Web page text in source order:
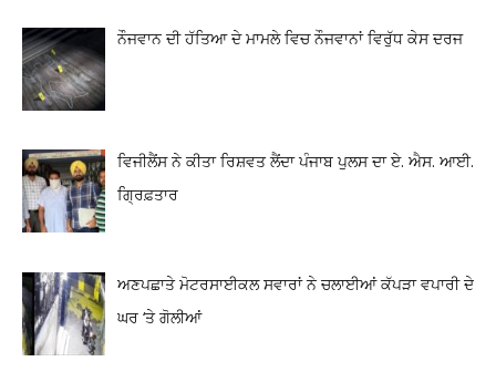
ਨੌਜਵਾਨ ਦੀ ਹੱਤਿਆ ਦੇ ਮਾਮਲੇ ਵਿਚ ਨੌਜਵਾਨਾਂ ਵਿਰੁੱਧ ਕੇਸ ਦਰਜ
ਵਿਜੀਲੈਂਸ ਨੇ ਕੀਤਾ ਰਿਸ਼ਵਤ ਲੈਂਦਾ ਪੰਜਾਬ ਪੁਲਸ ਦਾ ਏ. ਐਸ. ਆਈ.
ਗ੍ਰਿਫ਼ਤਾਰ
ਅਣਪਛਾਤੇ ਮੋਟਰਸਾਈਕਲ ਸਵਾਰਾਂ ਨੇ ਚਲਾਈਆਂ ਕੱਪੜਾ ਵਪਾਰੀ ਦੇ
ਘਰ ‘ਤੇ ਗੋਲੀਆਂ